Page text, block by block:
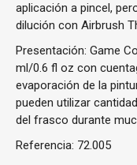
aplicación a pincel,
dilución con Airbrush
Presentación: Game
ml/0.6 fl oz con
evaporación de la
pueden utilizar
del frasco durante
Referencia: 72.005